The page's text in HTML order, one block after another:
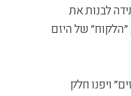
לבנות את
"הלקוח" של היזם
ויפנו חלק